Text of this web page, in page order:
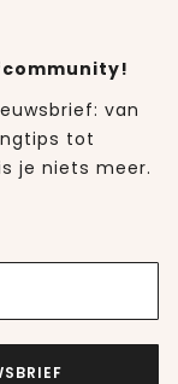
van
tot
je niets meer.